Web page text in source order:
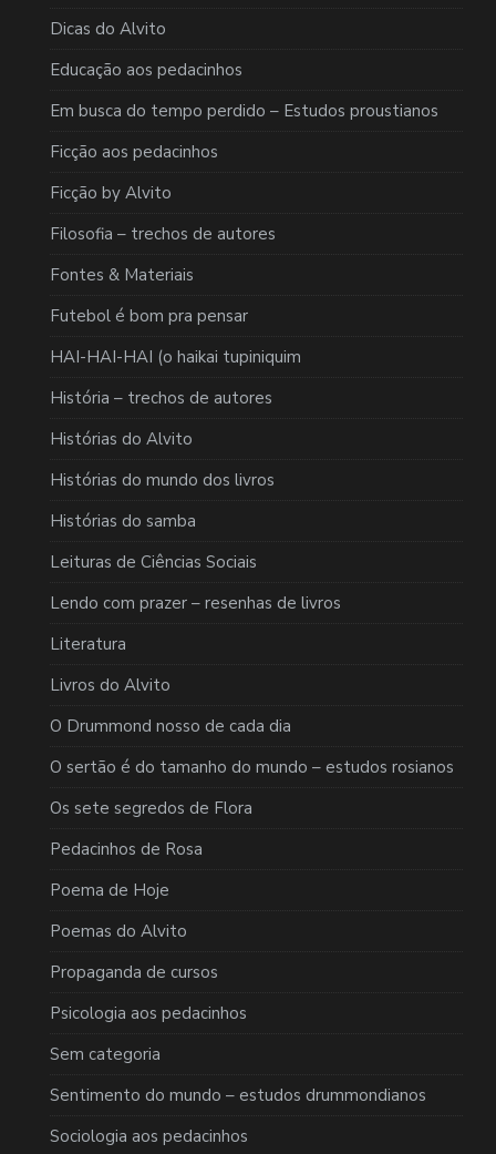
Dicas do Alvito
Educação aos pedacinhos
Em busca do tempo perdido – Estudos proustianos
Ficção aos pedacinhos
Ficção by Alvito
Filosofia – trechos de autores
Fontes & Materiais
Futebol é bom pra pensar
HAI-HAI-HAI (o haikai tupiniquim
História – trechos de autores
Histórias do Alvito
Histórias do mundo dos livros
Histórias do samba
Leituras de Ciências Sociais
Lendo com prazer – resenhas de livros
Literatura
Livros do Alvito
O Drummond nosso de cada dia
O sertão é do tamanho do mundo – estudos rosianos
Os sete segredos de Flora
Pedacinhos de Rosa
Poema de Hoje
Poemas do Alvito
Propaganda de cursos
Psicologia aos pedacinhos
Sem categoria
Sentimento do mundo – estudos drummondianos
Sociologia aos pedacinhos